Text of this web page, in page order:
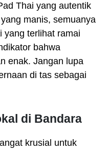
Thai yang autentik
manis, semuanya
yang terlihat ramai
bahwa
enak. Jangan lupa
di tas sebagai
di Bandara
krusial untuk